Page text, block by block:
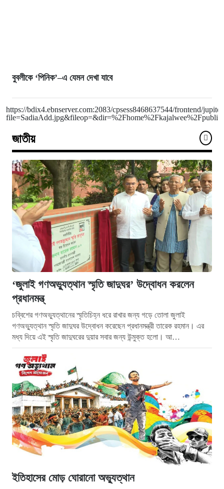
বুবলীকে ‘পিনিক’–এ যেমন দেখা যাবে
https://bdix4.ebnserver.com:2083/cpsess8468637544/frontend/
জাতীয়
‘জুলাই গণঅভ্যুত্থান স্মৃতি জাদুঘর’ উদ্বোধন করলেন
প্রধানমন্ত্
চব্বিশের গণঅভ্যুত্থানের স্মৃতিচিহ্ন ধরে রাখার জন্য গড়ে তোলা জুলাই
গণঅভ্যুত্থান স্মৃতি জাদুঘর উদ্বোধন করেছেন প্রধানমন্ত্রী তারেক রহমান। এর
মধ্য দিয়ে এই স্মৃতি জাদুঘরের দুয়ার সবার জন্য উন্মুক্ত হলো। আ…
ইতিহাসের মোড় ঘোরানো অভ্যুত্থান